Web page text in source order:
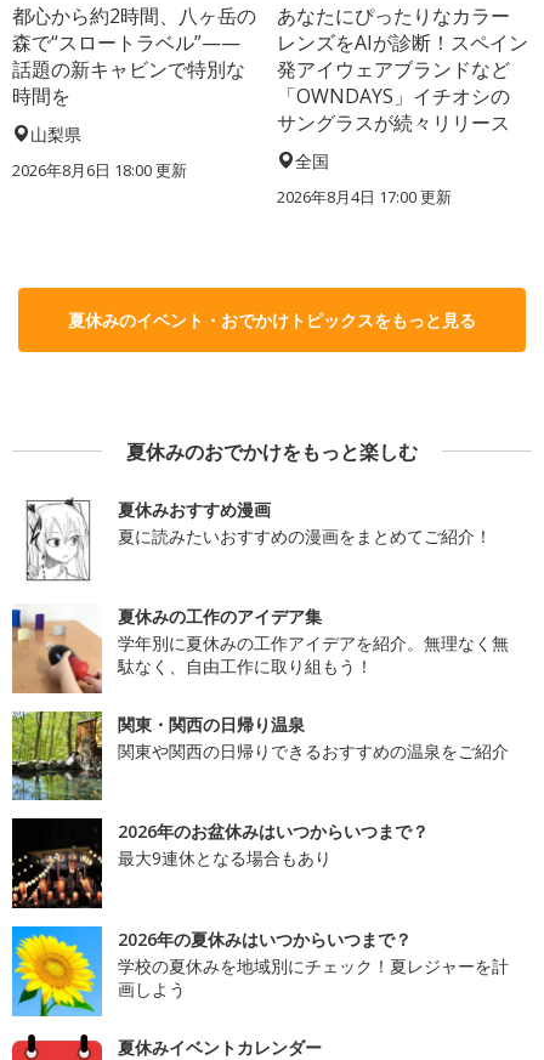
都心から約2時間、八ヶ岳の
森で“スロートラベル”——
話題の新キャビンで特別な
時間を
山梨県
2026年8月6日 18:00更新
あなたにぴったりなカラー
レンズをAIが診断！スペイン
発アイウェアブランドなど
「OWNDAYS」イチオシの
サングラスが続々リリース
全国
2026年8月4日 17:00更新
夏休みのイベント・おでかけトピックスをもっと見る
夏休みのおでかけをもっと楽しむ
夏休みおすすめ漫画
夏に読みたいおすすめの漫画をまとめてご紹介！
夏休みの工作のアイデア集
学年別に夏休みの工作アイデアを紹介。無理なく無
駄なく、自由工作に取り組もう！
関東・関西の日帰り温泉
関東や関西の日帰りできるおすすめの温泉をご紹介
2026年のお盆休みはいつからいつまで？
最大9連休となる場合もあり
2026年の夏休みはいつからいつまで？
学校の夏休みを地域別にチェック！夏レジャーを計
画しよう
夏休みイベントカレンダー